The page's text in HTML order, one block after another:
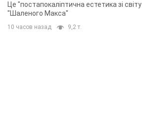
Це "постапокаліптична естетика зі світу
"Шаленого Макса"
10 часов назад 9,2 т.